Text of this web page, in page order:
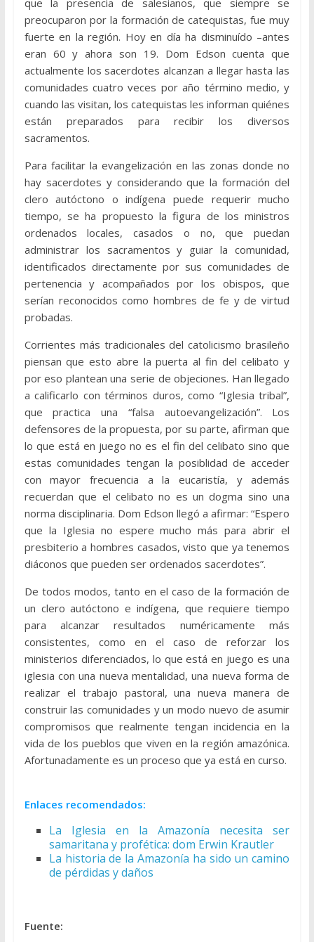
preocuparon por la formación de catequistas, fue muy
fuerte en la región. Hoy en día ha disminuído –antes
eran 60 y ahora son 19. Dom Edson cuenta que
actualmente los sacerdotes alcanzan a llegar hasta las
comunidades cuatro veces por año término medio, y
cuando las visitan, los catequistas les informan quiénes
están preparados para recibir los diversos
sacramentos.
Para facilitar la evangelización en las zonas donde no
hay sacerdotes y considerando que la formación del
clero autóctono o indígena puede requerir mucho
tiempo, se ha propuesto la figura de los ministros
ordenados locales, casados o no, que puedan
administrar los sacramentos y guiar la comunidad,
identificados directamente por sus comunidades de
pertenencia y acompañados por los obispos, que
serían reconocidos como hombres de fe y de virtud
probadas.
Corrientes más tradicionales del catolicismo brasileño
piensan que esto abre la puerta al fin del celibato y
por eso plantean una serie de objeciones. Han llegado
a calificarlo con términos duros, como “Iglesia tribal”,
que practica una “falsa autoevangelización”. Los
defensores de la propuesta, por su parte, afirman que
lo que está en juego no es el fin del celibato sino que
estas comunidades tengan la posiblidad de acceder
con mayor frecuencia a la eucaristía, y además
recuerdan que el celibato no es un dogma sino una
norma disciplinaria. Dom Edson llegó a afirmar: “Espero
que la Iglesia no espere mucho más para abrir el
presbiterio a hombres casados, visto que ya tenemos
diáconos que pueden ser ordenados sacerdotes”.
De todos modos, tanto en el caso de la formación de
un clero autóctono e indígena, que requiere tiempo
para alcanzar resultados numéricamente más
consistentes, como en el caso de reforzar los
ministerios diferenciados, lo que está en juego es una
iglesia con una nueva mentalidad, una nueva forma de
realizar el trabajo pastoral, una nueva manera de
construir las comunidades y un modo nuevo de asumir
compromisos que realmente tengan incidencia en la
vida de los pueblos que viven en la región amazónica.
Afortunadamente es un proceso que ya está en curso.
Enlaces recomendados:
La Iglesia en la Amazonía necesita ser
samaritana y profética: dom Erwin Krautler
La historia de la Amazonía ha sido un camino
de pérdidas y daños
Fuente: